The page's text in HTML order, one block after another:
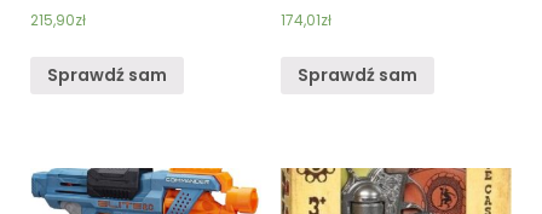
215,90zł
Sprawdź sam
174,01zł
Sprawdź sam